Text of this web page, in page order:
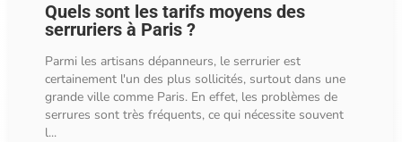
Quels sont les tarifs moyens des
serruriers à Paris ?
Parmi les artisans dépanneurs, le serrurier est
certainement l'un des plus sollicités, surtout dans une
grande ville comme Paris. En effet, les problèmes de
serrures sont très fréquents, ce qui nécessite souvent
l...